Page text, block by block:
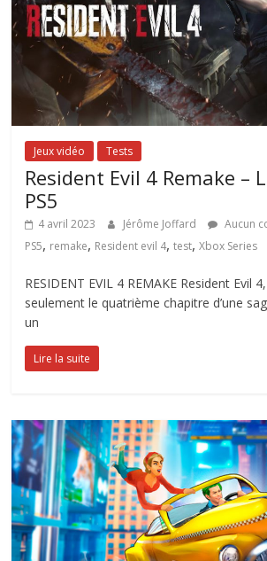
Jeux vidéo Tests
Resident Evil 4 Remake –
PS5
4 avril 2023 Jérôme Joffard
Aucun
PS5, remake, Resident evil 4,test,Xbox Series
RESIDENT EVIL 4 REMAKE Resident Evil
seulement le quatrième chapitre d’une
un
Lire la suite